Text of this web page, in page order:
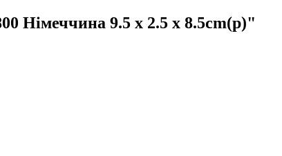
Німеччина 9.5 x 2.5 x 8.5cm(р)"